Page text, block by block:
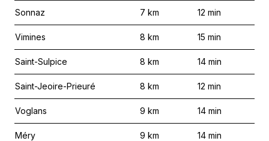
Sonnaz 7 km 12 min
Vimines 8 km 15 min
Saint-Sulpice 8 km 14 min
Saint-Jeoire-Prieuré 8 km 12 min
Voglans 9 km 14 min
Méry 9 km 14 min